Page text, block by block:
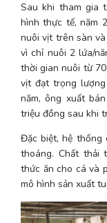
Sau khi tham gia
hình thực tế, năm
nuôi vịt trên sàn
vì chỉ nuôi 2 lứa/
thời gian nuôi từ
vịt đạt trọng
năm, ông xuất
triệu đồng sau khi
Đặc biệt, hệ thống
thoáng. Chất thải
thức ăn cho cá và
mô hình sản xuất